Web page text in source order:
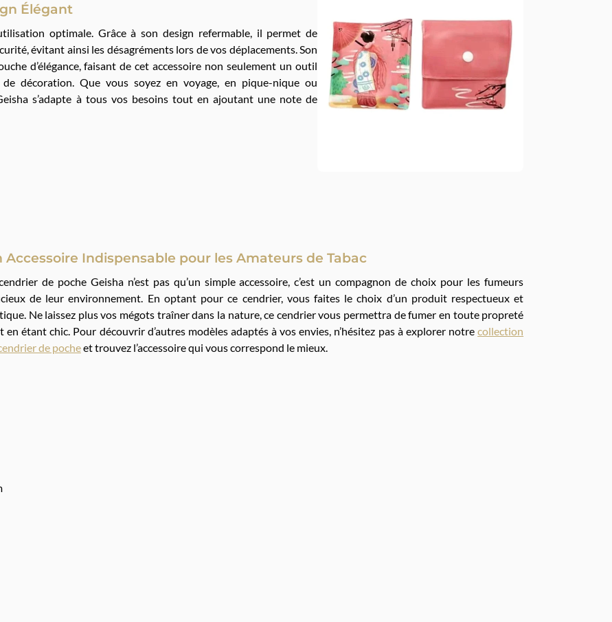
Élégant
optimale. Grâce à son design refermable, il permet de
évitant ainsi les désagréments lors de vos déplacements. Son
d’élégance, faisant de cet accessoire non seulement un outil
décoration. Que vous soyez en voyage, en pique-nique ou
s’adapte à tous vos besoins tout en ajoutant une note de
Accessoire Indispensable pour les Amateurs de Tabac
de poche Geisha n’est pas qu’un simple accessoire, c’est un compagnon de choix pour les fumeurs
de leur environnement. En optant pour ce cendrier, vous faites le choix d’un produit respectueux et
Ne laissez plus vos mégots traîner dans la nature, ce cendrier vous permettra de fumer en toute propreté
en étant chic. Pour découvrir d’autres modèles adaptés à vos envies, n’hésitez pas à explorer notrecollection
de pocheet trouvez l’accessoire qui vous correspond le mieux.